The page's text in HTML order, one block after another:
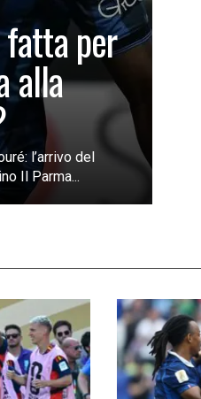
fatta per
alla
l’arrivo del
Il Parma...